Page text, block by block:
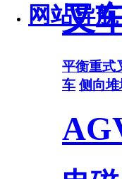
网站导航
叉
平衡重式
车 侧向